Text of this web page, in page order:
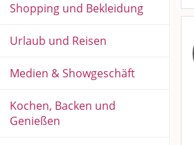
Shopping und Bekleidung
Urlaub und Reisen
Medien & Showgeschäft
Kochen, Backen und
Genießen